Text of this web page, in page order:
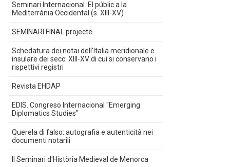
Seminari Internacional :El públic a la
Mediterrània Occidental (s. XIII-XV)
SEMINARI FINAL projecte
Schedatura dei notai dell'Italia meridionale e
insulare dei secc. XIII-XV di cui si conservano i
rispettivi registri
Revista EHDAP
EDIS. Congreso Internacional "Emerging
Diplomatics Studies"
Querela di falso: autografia e autenticità nei
documenti notarili
II Seminari d'Història Medieval de Menorca